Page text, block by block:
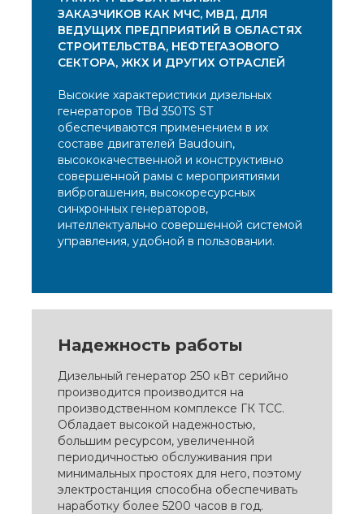
ЗАКАЗЧИКОВ КАК МЧС, МВД, ДЛЯ
ВЕДУЩИХ ПРЕДПРИЯТИЙ В ОБЛАСТЯХ
СТРОИТЕЛЬСТВА, НЕФТЕГАЗОВОГО
СЕКТОРА, ЖКХ И ДРУГИХ ОТРАСЛЕЙ
Высокие характеристики дизельных
генераторов TBd 350TS ST
обеспечиваются применением в их
составе двигателей Baudouin,
высококачественной и конструктивно
совершенной рамы с мероприятиями
виброгашения, высокоресурсных
синхронных генераторов,
интеллектуально совершенной системой
управления, удобной в пользовании.
Надежность работы
Дизельный генератор 250 кВт серийно
производится производится на
производственном комплексе ГК ТСС.
Обладает высокой надежностью,
большим ресурсом, увеличенной
периодичностью обслуживания при
минимальных простоях для него, поэтому
электростанция способна обеспечивать
наработку болеe 5200 часов в год.